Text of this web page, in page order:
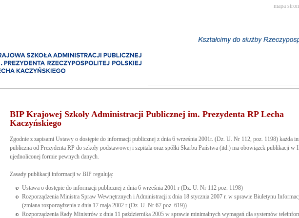
mapa
BIP Krajowej Szkoły Administracji Publicznej im. Prezydenta RP Lecha
Kaczyńskiego
Zgodnie z zapisami Ustawy o dostępie do informacji publicznej z dnia 6 września 2001r. (Dz. U. Nr 112, poz. 1198) każda
publiczna od Prezydenta RP do szkoły podstawowej i szpitala oraz spółki Skarbu Państwa (itd.) ma obowiązek publikacji w
ujednoliconej formie pewnych danych.
Zasady publikacji informacji w BIP regulują:
Ustawa o dostępie do informacji publicznej z dnia 6 września 2001 r (Dz. U. Nr 112 poz. 1198)
Rozporządzenia Ministra Spraw Wewnętrznych i Administracji z dnia 18 stycznia 2007 r. w sprawie Biuletynu
(zmiana rozporządzenia z dnia 17 maja 2002 r (Dz. U. Nr 67 poz. 619))
Rozporządzenia Rady Ministrów z dnia 11 października 2005 w sprawie minimalnych wymagań dla systemów